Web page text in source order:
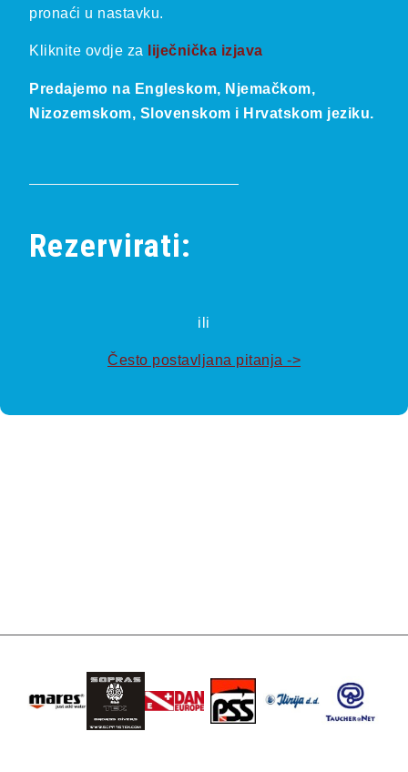
pronaći u nastavku.
Kliknite ovdje za liječnička izjava
Predajemo na Engleskom, Njemačkom,
Nizozemskom, Slovenskom i Hrvatskom jeziku.
Rezervirati:
ili
Često postavljana pitanja ->